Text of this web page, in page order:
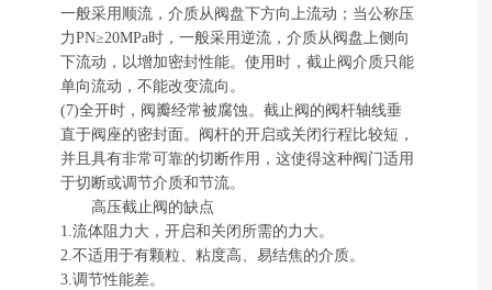
一般采用顺流，介质从阀盘下方向上流动；当公称压
力PN≥20MPa时，一般采用逆流，介质从阀盘上侧向
下流动，以增加密封性能。使用时，截止阀介质只能
单向流动，不能改变流向。
(7)全开时，阀瓣经常被腐蚀。截止阀的阀杆轴线垂
直于阀座的密封面。阀杆的开启或关闭行程比较短，
并且具有非常可靠的切断作用，这使得这种阀门适用
于切断或调节介质和节流。
高压截止阀的缺点
1.流体阻力大，开启和关闭所需的力大。
2.不适用于有颗粒、粘度高、易结焦的介质。
3.调节性能差。